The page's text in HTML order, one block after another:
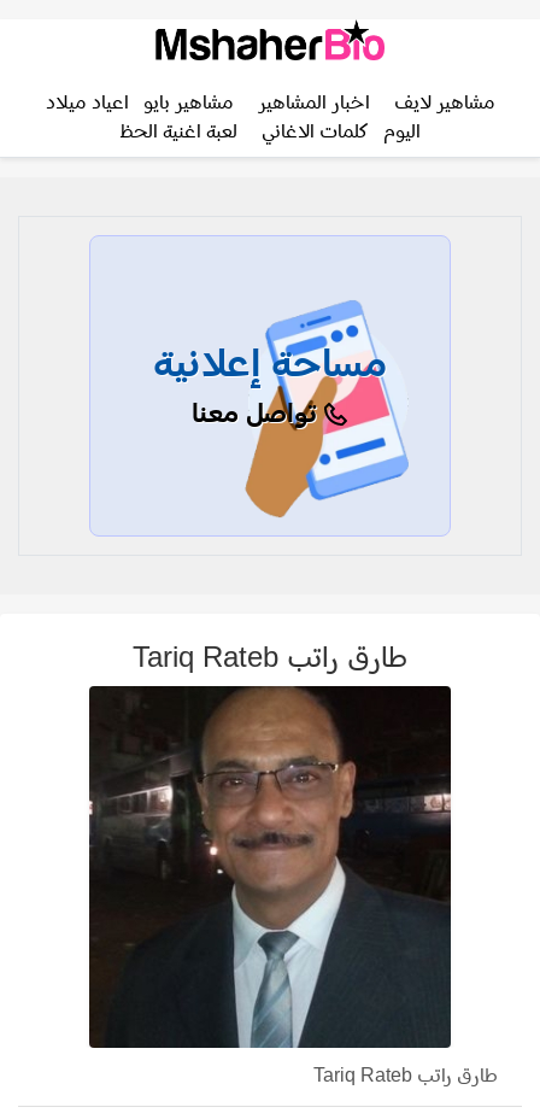
مشاهير لايف اخبار المشاهير مشاهير بايو
اعياد ميلاد
اليوم
كلمات الاغاني لعبة اغنية الحظ
مساحة إعلانية
تواصل معنا
طارق راتب Tariq Rateb
طارق راتب Tariq Rateb